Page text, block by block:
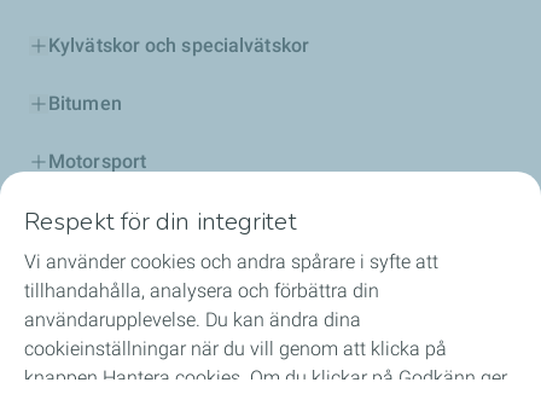
Kylvätskor och specialvätskor
Bitumen
Motorsport
Distributör
Tjänster
Beställ här
Respekt för din integritet
Vi använder cookies och andra spårare i syfte att
tillhandahålla, analysera och förbättra din
användarupplevelse. Du kan ändra dina
cookieinställningar när du vill genom att klicka på
knappen Hantera cookies. Om du klickar på Godkänn ger